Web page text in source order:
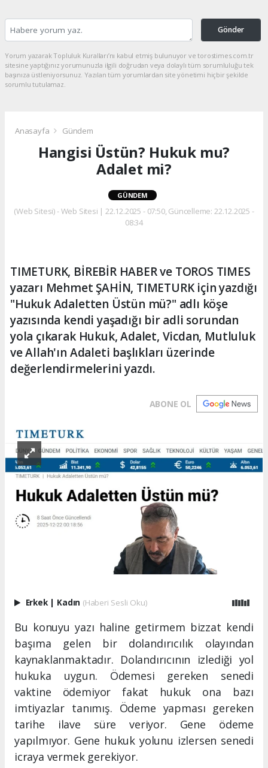
Gönder
Yorum yazarak Topluluk Kuralları’nı kabul etmiş bulunuyor ve torostimes.com.tr
sitesine yaptığınız yorumunuzla ilgili doğrudan veya dolaylı tüm sorumluluğu tek
başınıza üstleniyorsunuz. Yazılan tüm yorumlardan site yönetimi hiçbir şekilde
sorumlu tutulamaz.
Anasayfa Gündem
Hangisi Üstün? Hukuk mu?
Adalet mi?
GÜNDEM
(Web Sitesi) - Web Sitesi | 22.12.2025 - 07:50, Güncelleme: 22.12.2025 -
08:34
TIMETURK, BİREBİR HABER ve TOROS TIMES
yazarı Mehmet ŞAHİN, TIMETURK için yazdığı
"Hukuk Adaletten Üstün mü?" adlı köşe
yazısında kendi yaşadığı bir adli sorundan
yola çıkarak Hukuk, Adalet, Vicdan, Mutluluk
ve Allah'ın Adaleti başlıkları üzerinde
değerlendirmelerini yazdı.
ABONE OL
Erkek | Kadın (Haberi Sesli Oku)
Bu konuyu yazı haline getirmem bizzat kendi
başıma gelen bir dolandırıcılık olayından
kaynaklanmaktadır. Dolandırıcının izlediği yol
hukuka uygun. Ödemesi gereken senedi
vaktine ödemiyor fakat hukuk ona bazı
imtiyazlar tanımış. Ödeme yapması gereken
tarihe ilave süre veriyor. Gene ödeme
yapılmıyor. Gene hukuk yolunu izlersen senedi
icraya vermek gerekiyor.